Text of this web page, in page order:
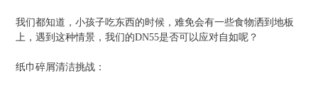
我们都知道，小孩子吃东西的时候，难免会有一些食物洒到地板
上，遇到这种情景，我们的DN55是否可以应对自如呢？
纸巾碎屑清洁挑战：